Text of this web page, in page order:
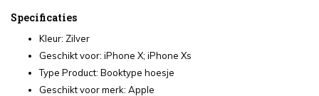
Specificaties
Kleur: Zilver
Geschikt voor: iPhone X; iPhone Xs
Type Product: Booktype hoesje
Geschikt voor merk: Apple